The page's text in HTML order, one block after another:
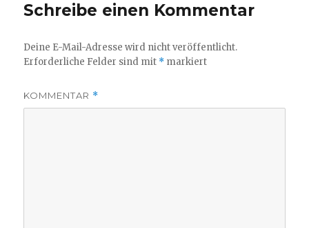
Schreibe einen Kommentar
Deine E-Mail-Adresse wird nicht veröffentlicht.
Erforderliche Felder sind mit * markiert
KOMMENTAR *